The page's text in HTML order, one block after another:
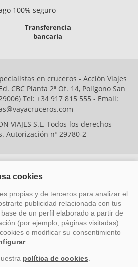
100% seguro
Transferencia
bancaria
en cruceros - Acción Viajes
CBC Planta 2ª Of. 14, Polígono San
Tel: +34 917 815 555 - Email:
VIAJES S.L. Todos los derechos
Autorización nº 29780-2
beneficiaria del Fondo Europeo de Desarrollo
es mejorar la competitividad de las pymes
innovación, el desarrollo tecnológico, la
seguro y fiable del ciberespacio. Gracias a
ha puesto en marcha un Plan de Acción
ciberseguridad. Para ello, ha contado con el